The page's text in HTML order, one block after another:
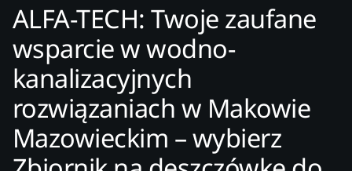
ALFA-TECH: Twoje zaufane
wsparcie w wodno-
kanalizacyjnych
rozwiązaniach w Makowie
Mazowieckim – wybierz